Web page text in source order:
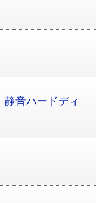
静音ハードディ